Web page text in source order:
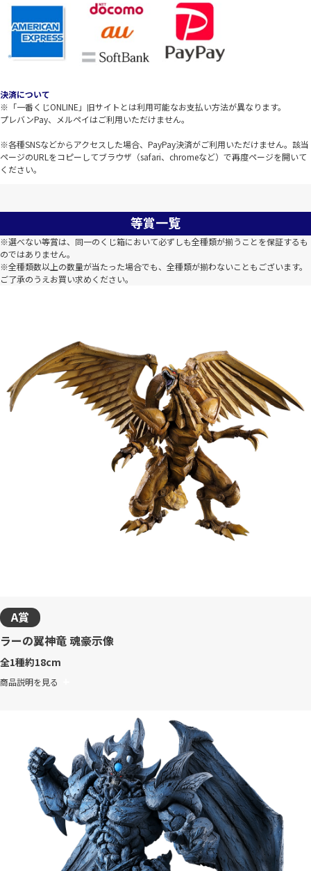
決済について
※「一番くじONLINE」旧サイトとは利用可能なお支払い方法が異なります。
プレバンPay、メルペイはご利用いただけません。
※各種SNSなどからアクセスした場合、PayPay決済がご利用いただけません。該当
ページのURLをコピーしてブラウザ（safari、chromeなど）で再度ページを開いて
ください。
等賞一覧
※選べない等賞は、同一のくじ箱において必ずしも全種類が揃うことを保証するも
のではありません。
※全種類数以上の数量が当たった場合でも、全種類が揃わないこともございます。
ご了承のうえお買い求めください。
A賞
ラーの翼神竜 魂豪示像
全1種約18cm
商品説明を見る